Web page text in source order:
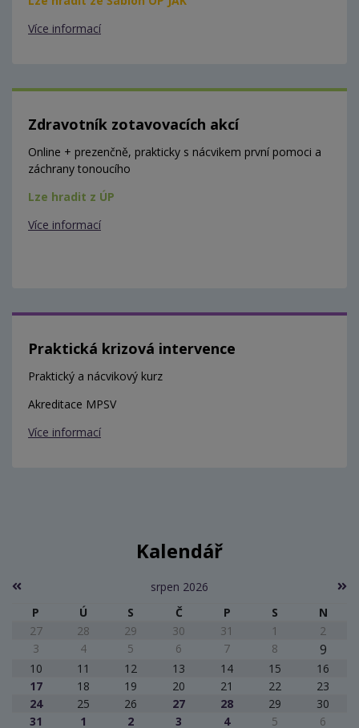
Více informací
Zdravotník zotavovacích akcí
Online + prezenčně, prakticky s nácvikem první pomoci a
záchrany tonoucího
Lze hradit z ÚP
Více informací
Praktická krizová intervence
Praktický a nácvikový kurz
Akreditace MPSV
Více informací
Kalendář
srpen 2026
P
Ú S Č P S
N
27
28 29 30 31 1
2
3
4 5 6 7 8 9
10 11 12 13 14 15
16
17
18 19 20 21 22
23
24
25 26 27 28 29
30
31
1 2 3 4 5 6